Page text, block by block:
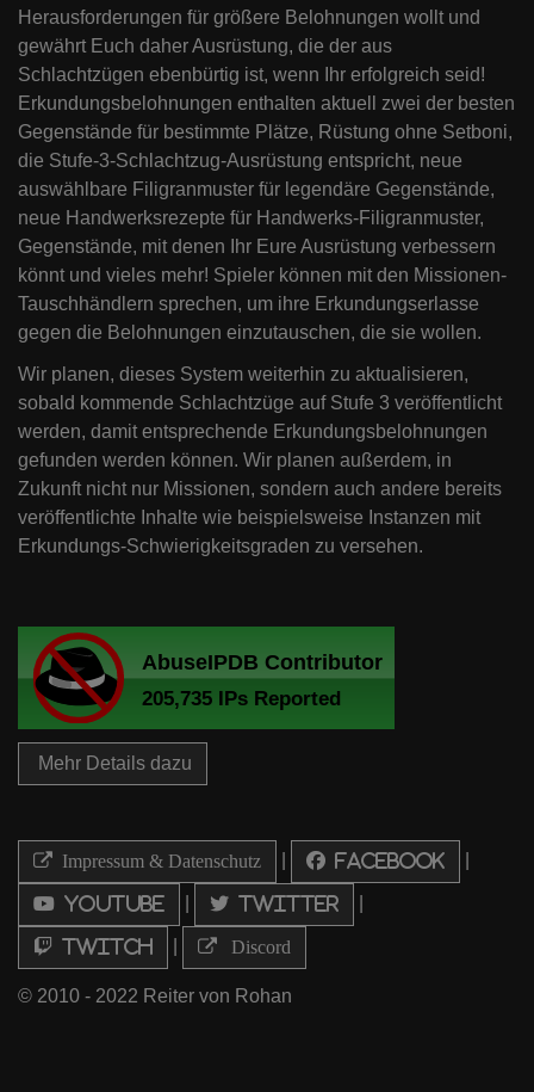
Herausforderungen für größere Belohnungen wollt und
gewährt Euch daher Ausrüstung, die der aus
Schlachtzügen ebenbürtig ist, wenn Ihr erfolgreich seid!
Erkundungsbelohnungen enthalten aktuell zwei der besten
Gegenstände für bestimmte Plätze, Rüstung ohne Setboni,
die Stufe-3-Schlachtzug-Ausrüstung entspricht, neue
auswählbare Filigranmuster für legendäre Gegenstände,
neue Handwerksrezepte für Handwerks-Filigranmuster,
Gegenstände, mit denen Ihr Eure Ausrüstung verbessern
könnt und vieles mehr! Spieler können mit den Missionen-
Tauschhändlern sprechen, um ihre Erkundungserlasse
gegen die Belohnungen einzutauschen, die sie wollen.
Wir planen, dieses System weiterhin zu aktualisieren,
sobald kommende Schlachtzüge auf Stufe 3 veröffentlicht
werden, damit entsprechende Erkundungsbelohnungen
gefunden werden können. Wir planen außerdem, in
Zukunft nicht nur Missionen, sondern auch andere bereits
veröffentlichte Inhalte wie beispielsweise Instanzen mit
Erkundungs-Schwierigkeitsgraden zu versehen.
Mehr Details dazu
Impressum & Datenschutz Facebook
Youtube Twitter
Twitch Discord
© 2010 - 2022 Reiter von Rohan